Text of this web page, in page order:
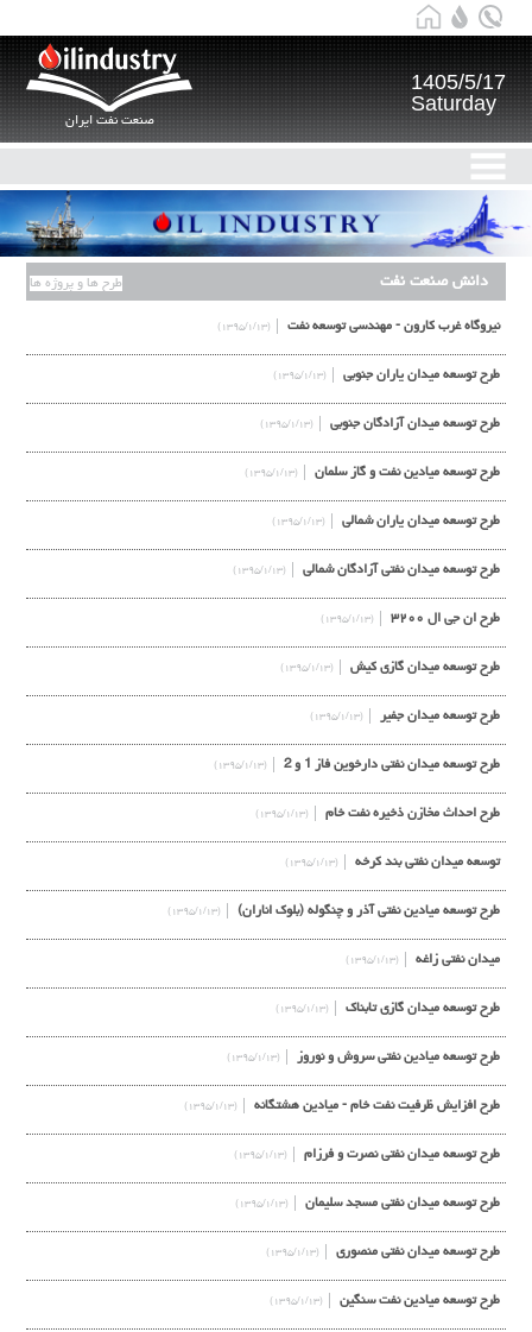
صنعت نفت ایران
1405/5/17
Saturday
دانش صنعت نفت طرح ها و پروژه ها
نيروگاه غرب كارون - مهندسی توسعه نفت (۱۳۹۵/۱/۱۳)
طرح توسعه ميدان ياران جنوبي (۱۳۹۵/۱/۱۳)
طرح توسعه ميدان آزادگان جنوبي (۱۳۹۵/۱/۱۳)
طرح توسعه ميادين نفت و گاز سلمان (۱۳۹۵/۱/۱۳)
طرح توسعه ميدان ياران شمالي (۱۳۹۵/۱/۱۳)
طرح توسعه ميدان نفتي آزادگان شمالي (۱۳۹۵/۱/۱۳)
طرح ان جی ال ۳۲۰۰ (۱۳۹۵/۱/۱۳)
طرح توسعه ميدان گازي كيش (۱۳۹۵/۱/۱۳)
طرح توسعه ميدان جفير (۱۳۹۵/۱/۱۳)
طرح توسعه ميدان نفتي دارخوين فاز 1 و 2 (۱۳۹۵/۱/۱۳)
طرح احداث مخازن ذخيره نفت خام (۱۳۹۵/۱/۱۳)
توسعه ميدان نفتي بند كرخه (۱۳۹۵/۱/۱۳)
طرح توسعه ميادين نفتي آذر و چنگوله (بلوك اناران) (۱۳۹۵/۱/۱۳)
ميدان نفتي زاغه (۱۳۹۵/۱/۱۳)
طرح توسعه ميدان گازي تابناك (۱۳۹۵/۱/۱۳)
طرح توسعه ميادين نفتي سروش و نوروز (۱۳۹۵/۱/۱۳)
طرح افزايش ظرفيت نفت خام - ميادين هشتگانه (۱۳۹۵/۱/۱۳)
طرح توسعه ميدان نفتي نصرت و فرزام (۱۳۹۵/۱/۱۳)
طرح توسعه ميدان نفتي مسجد سليمان (۱۳۹۵/۱/۱۳)
طرح توسعه ميدان نفتي منصوري (۱۳۹۵/۱/۱۳)
طرح توسعه ميادين نفت سنگين (۱۳۹۵/۱/۱۳)